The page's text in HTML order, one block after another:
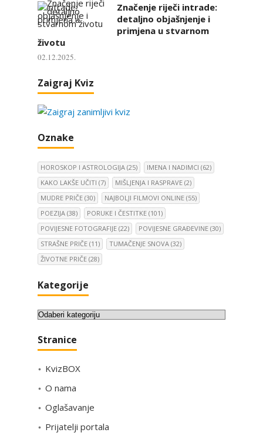
Značenje riječi intrade:
detaljno objašnjenje i
primjena u stvarnom
životu
02.12.2025.
Zaigraj Kviz
Oznake
HOROSKOP I ASTROLOGIJA (25) IMENA I NADIMCI (62)
KAKO LAKŠE UČITI (7) MIŠLJENJA I RASPRAVE (2)
MUDRE PRIČE (30) NAJBOLJI FILMOVI ONLINE (55)
POEZIJA (38) PORUKE I ČESTITKE (101)
POVIJESNE FOTOGRAFIJE (22) POVIJESNE GRAĐEVINE (30)
STRAŠNE PRIČE (11) TUMAČENJE SNOVA (32)
ŽIVOTNE PRIČE (28)
Kategorije
K
t
g
i
j
Stranice
KvizBOX
O nama
Oglašavanje
Prijatelji portala